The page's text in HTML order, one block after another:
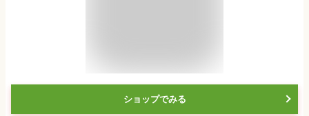
ショップでみる